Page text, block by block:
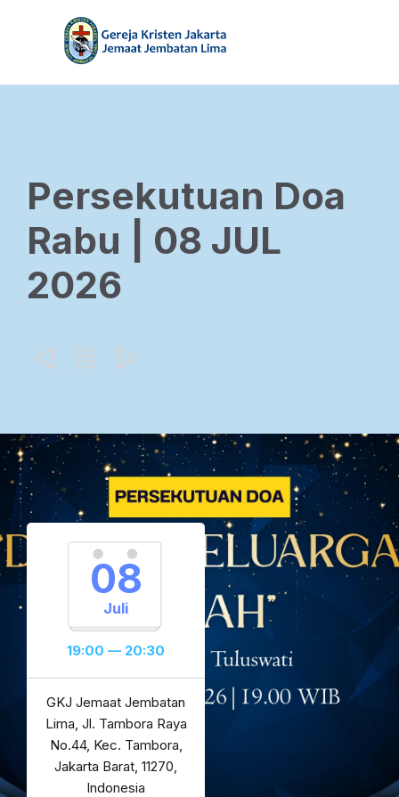
Persekutuan Doa
Rabu | 08 JUL
2026
  
08
Juli
19:00 — 20:30
GKJ Jemaat Jembatan
Lima, Jl. Tambora Raya
No.44, Kec. Tambora,
Jakarta Barat, 11270,
Indonesia